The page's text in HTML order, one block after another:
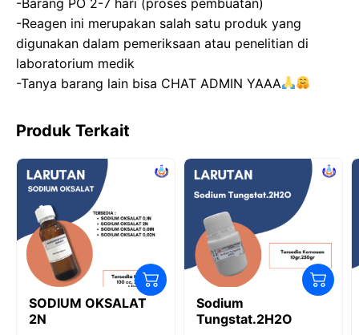
o
k
n p
-Reagen ini merupakan salah satu produk yang
digunakan dalam pemeriksaan atau penelitian di
laboratorium medik
-Tanya barang lain bisa CHAT ADMIN YAAA
Produk Terkait
SODIUM OKSALAT
2N
Sodium
Tungstat.2H2O